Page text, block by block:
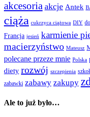
akcesoria akcje Antek
ciąża cukrzyca ciążowa DIY
Francja jesień karmienie
macierzyństwo Mateusz
polecane przeze mnie Polska
diety rozwój szczepienia
zabawki zabawy zakupy
Ale to już było…